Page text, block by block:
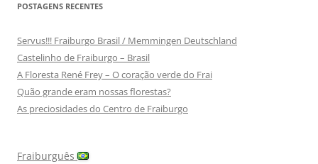
POSTAGENS RECENTES
Servus!!! Fraiburgo Brasil / Memmingen Deutschland
Castelinho de Fraiburgo – Brasil
A Floresta René Frey – O coração verde do Frai
Quão grande eram nossas florestas?
As preciosidades do Centro de Fraiburgo
Fraiburguês